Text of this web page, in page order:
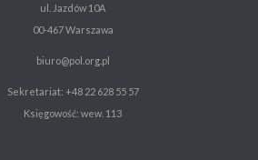
ul. Jazdów 10A
00-467 Warszawa
biuro@pol.org.pl
Sekretariat: +48 22 628 55 57
Księgowość: wew. 113